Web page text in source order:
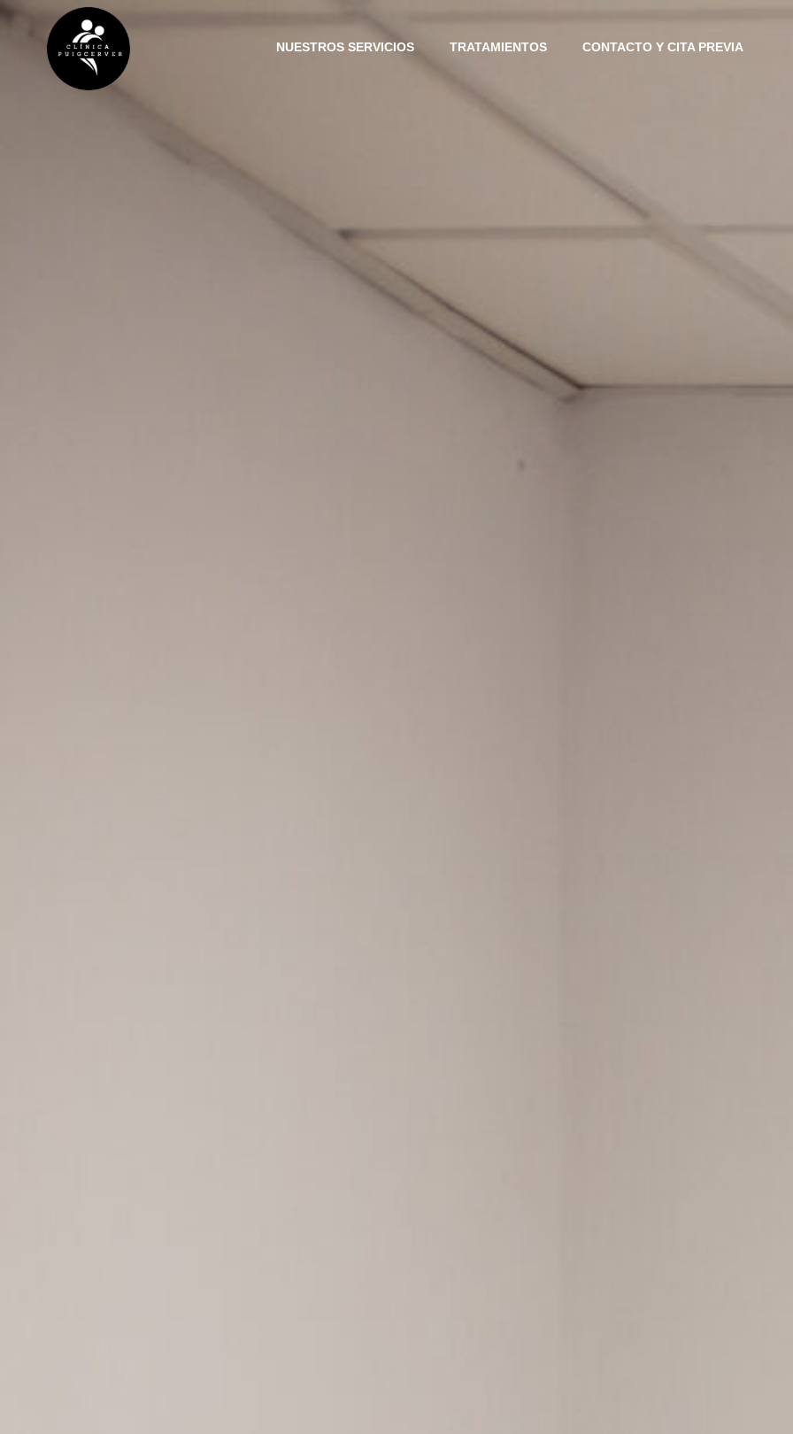
NUESTROS SERVICIOS TRATAMIENTOS CONTACTO Y CITA PREVIA